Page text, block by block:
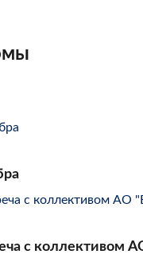
с коллективом